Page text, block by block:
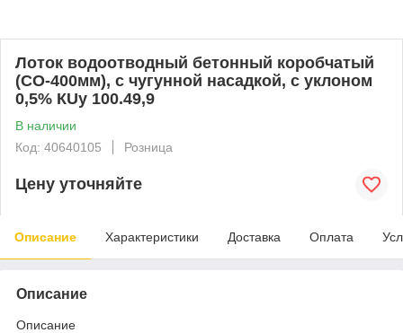
Лоток водоотводный бетонный коробчатый
(СО-400мм), с чугунной насадкой, с уклоном
0,5% КUу 100.49,9
В наличии
Код: 40640105
Розница
Цену уточняйте
Описание Характеристики Доставка Оплата
Описание
Описание